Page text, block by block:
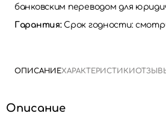
банковским переводом для
Гарантия:Срок годности:
ОПИСАНИЕХАРАКТЕРИСТИКИ
Описание